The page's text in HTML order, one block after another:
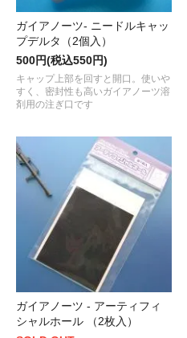
ガイアノーツ- ニードルキャッ
プデルタ（2個入）
500円(税込550円)
キャップ上部を回すと開口。使いや
すく、密封性も高いガイアノーツ溶
剤用の注ぎ口です
ガイアノーツ - アーティフィ
シャルホール （2枚入）